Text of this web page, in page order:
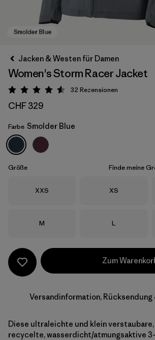
Smolder Blue
Jacken & Westen für Damen
Women's Storm Racer Jacket
Bewertung: 4.6 / 5
32 Rezensionen
CHF 329
Farbe Smolder Blue
Größe Finde meine
Größe
XXS Größe
XS
Größe
M Größe
L
Zum
Versandinformation, Rücksendung
Diese ultraleichte und klein
recycelte, wasserdicht/atmungsaktive